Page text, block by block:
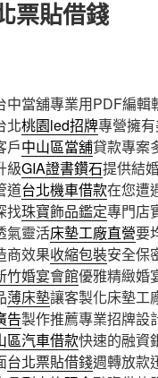
票貼借錢
中當舖專業用PDF編輯
北桃園led招牌專營擁
戶中山區當舖貸款專案
級GIA證書鑽石提供結
道台北機車借款在您遭
找珠寶飾品鑑定專門店
氣靈活床墊工廠直營要
商效果收縮包裝安全保
竹婚宴會館優雅精緻婚
薄床墊讓客製化床墊工
告製作推薦專業招牌設
區汽車借款快速的融資
台北票貼借錢週轉放款